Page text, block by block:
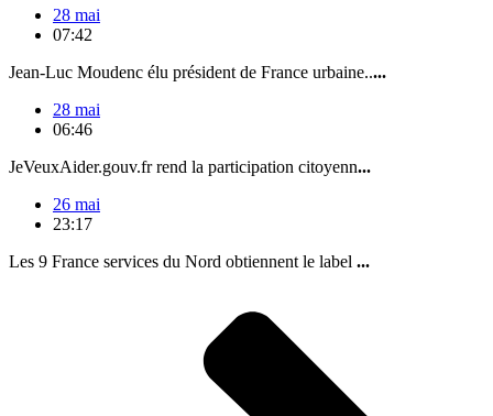
28 mai
07:42
Jean-Luc Moudenc élu président de France urbaine.....
28 mai
06:46
JeVeuxAider.gouv.fr rend la participation citoyenn...
26 mai
23:17
Les 9 France services du Nord obtiennent le label ...